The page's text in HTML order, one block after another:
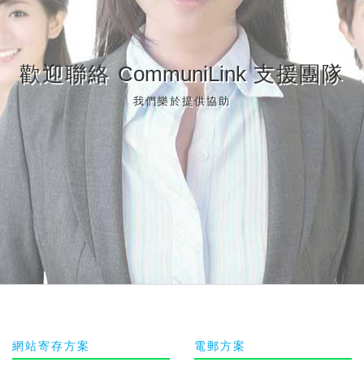
歡迎聯絡CommuniLink支援團隊
我們樂於提供協助
網站寄存方案 電郵方案